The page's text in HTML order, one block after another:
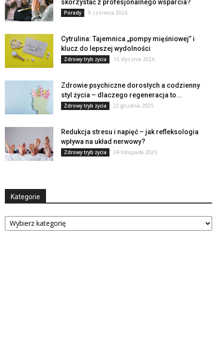
skorzystać z profesjonalnego wsparcia?
Porady 9 czerwca 2026
Cytrulina: Tajemnica „pompy mięśniowej” i
klucz do lepszej wydolności
Zdrowy tryb życia 15 stycznia 2026
Zdrowie psychiczne dorosłych a codzienny
styl życia – dlaczego regeneracja to...
Zdrowy tryb życia 22 grudnia 2025
Redukcja stresu i napięć – jak refleksologia
wpływa na układ nerwowy?
Zdrowy tryb życia 24 listopada 2025
Kategorie
Kategorie